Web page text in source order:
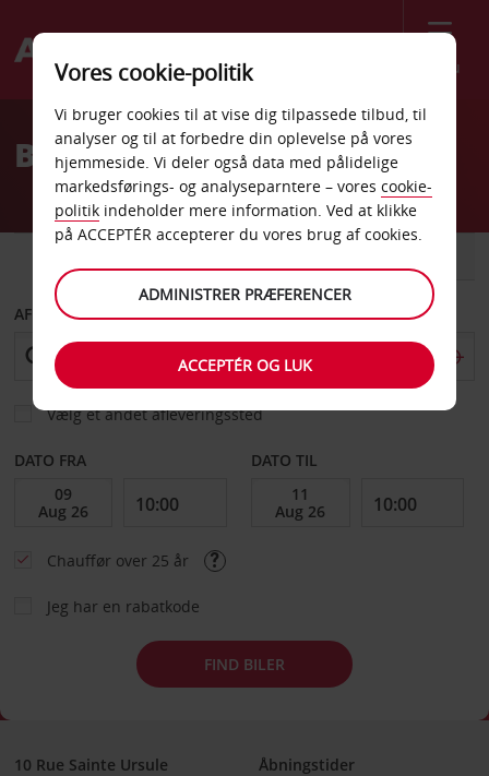
Menu
Welcome
AvisBilleje Bayonne Banegård
AFHENT FRA
Vælg et andet afleveringssted
DATO FRA DATO TIL
Chauffør over 25 år
Jeg har en rabatkode
FIND BILER
10 Rue Sainte Ursule
Åbningstider
Vores cookie-politik
Vi bruger cookies til at vise dig tilpassede tilbud, til
analyser og til at forbedre din oplevelse på vores
hjemmeside. Vi deler også data med pålidelige
markedsførings- og analyseparntere – vores cookie-
politik indeholder mere information. Ved at klikke
på ACCEPTÉR accepterer du vores brug af cookies.
ADMINISTRER PRÆFERENCER
ACCEPTÉR OG LUK